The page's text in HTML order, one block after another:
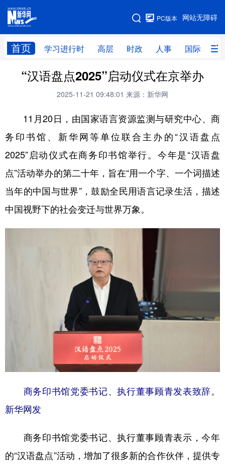
网站无障碍
PC版本
首页 学习进行时 高层 时政 人事 国际 财
网站地图
学习进行时 高层 时政 人事
财经 网评
台湾 思客智库 全球连线 教育
科技 科创 量子 体育
文化 书画 健康 军事
乡村振兴
旅游
时尚
一带一路 亚太网
北京 天津 河北 山西
辽宁
山东 河南 湖北 湖南
“汉语盘点2025”启动仪式在京举办
2025-11-21 09:48:01 来源：新华网
11月20日，由国家语言资源监测与研究中心、商
务印书馆、新华网等单位联合主办的“汉语盘点
2025”启动仪式在商务印书馆举行。今年是“汉语盘
点”活动举办的第二十年，旨在“用一个字、一个词描述
当年的中国与世界”，鼓励全民用语言记录生活，描述
中国视野下的社会变迁与世界万象。
商务印书馆党委书记、执行董事顾青发表致辞。
新华网发
商务印书馆党委书记、执行董事顾青表示，今年
的“汉语盘点”活动，增加了很多新的合作伙伴，提供专